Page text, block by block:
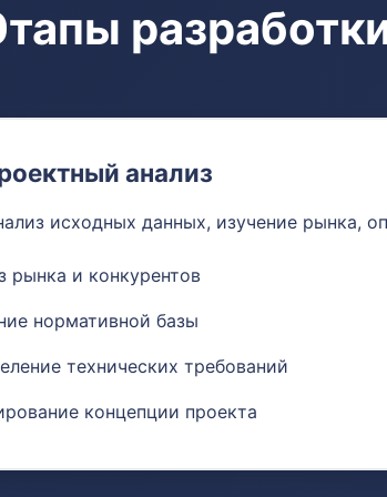
анализ
исходных данных, изучение рынка,
рынка и конкурентов
нормативной базы
технических требований
концепции проекта